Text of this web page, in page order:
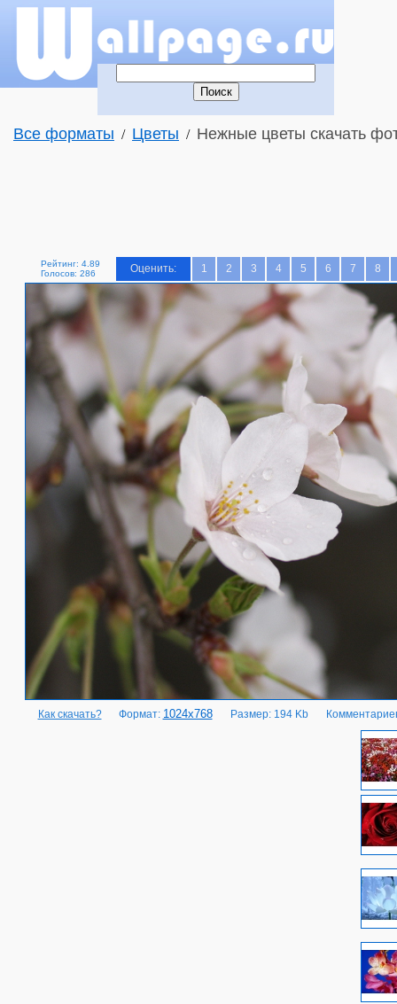
Все форматы / Цветы / Нежные цветы скачать
Рейтинг: 4.89
Голосов: 286
Оценить: 1 2 3 4 5 6 7 8
Как скачать? Формат: 1024x768 Размер: 194 Kb